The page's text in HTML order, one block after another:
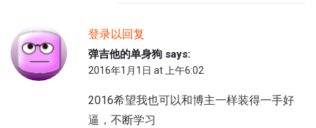
登录以回复
弹吉他的单身狗 says:
2016年1月1日 at 上午6:02
2016希望我也可以和博主一样装得一手好
逼，不断学习